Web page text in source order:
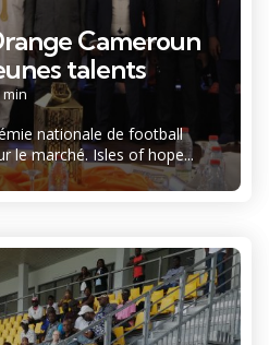
Cameroun
talents
min
nationale de football
le marché. Isles of hope...